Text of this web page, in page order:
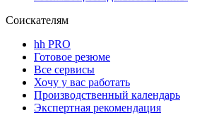
Соискателям
hh PRO
Готовое резюме
Все сервисы
Хочу у вас работать
Производственный календарь
Экспертная рекомендация